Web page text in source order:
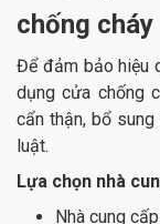
chống cháy
Để đảm bảo hiệu
dụng cửa chống
cẩn thận, bổ
luật.
Lựa chọn nhà
Nhà cung